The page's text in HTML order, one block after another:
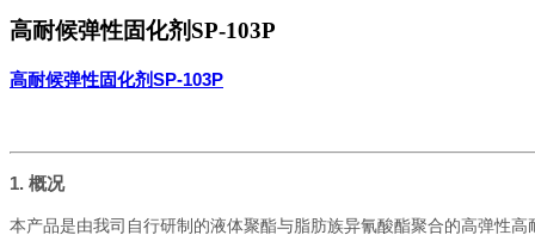
高耐候弹性固化剂SP-103P
高耐候弹性固化剂SP-103P
1. 概况
本产品是由我司自行研制的液体聚酯与脂肪族异氰酸酯聚合的高弹性高